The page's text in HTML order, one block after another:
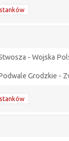
- Wojska
Grodzkie -